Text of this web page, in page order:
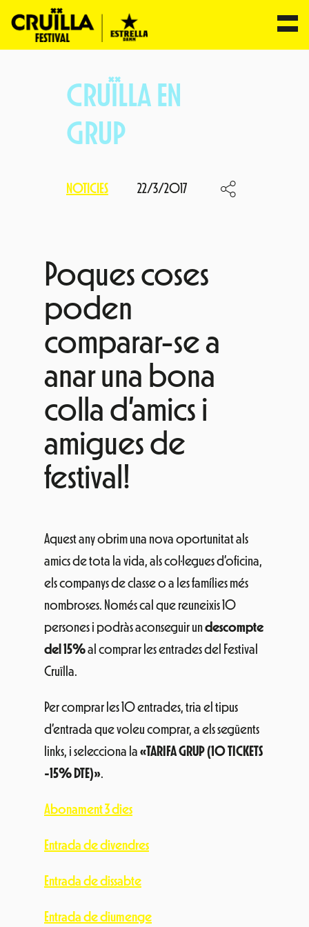
CRUÏLLA EN
GRUP
NOTICIES 22/3/2017
Poques coses
poden
comparar-se a
anar una bona
colla d’amics i
amigues de
festival!
Aquest any obrim una nova oportunitat als
amics de tota la vida, als col·legues d’oficina,
els companys de classe o a les famílies més
nombroses. Només cal que reuneixis 10
persones i podràs aconseguir undescompte
del 15%al comprar les entrades del Festival
Cruïlla.
Per comprar les 10 entrades, tria el tipus
d’entrada que voleu comprar, a els següents
links, i selecciona la «TARIFA GRUP (10 TICKETS
-15% DTE)».
Abonament 3 dies
Entrada de divendres
Entrada de dissabte
Entrada de diumenge